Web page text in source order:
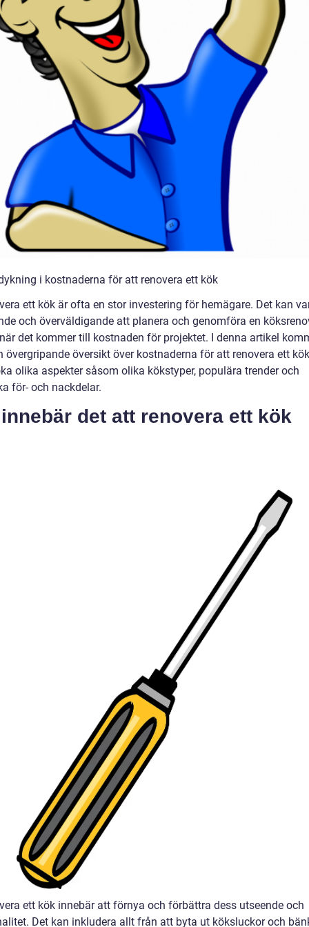
i kostnaderna för att renovera ett kök
ett kök är ofta en stor investering för hemägare. Det kan
och överväldigande att planera och genomföra en
det kommer till kostnaden för projektet. I denna artikel
övergripande översikt över kostnaderna för att renovera ett
olika aspekter såsom olika kökstyper, populära trender och
för- och nackdelar.
det att renovera ett kök
ett kök innebär att förnya och förbättra dess utseende och
Det kan inkludera allt från att byta ut köksluckor och